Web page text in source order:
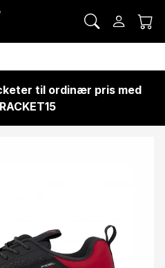
til ordinær pris med